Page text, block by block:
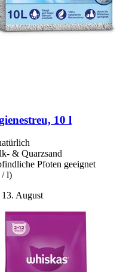
10 l
& Quarzsand
Pfoten geeignet
/ l)
August